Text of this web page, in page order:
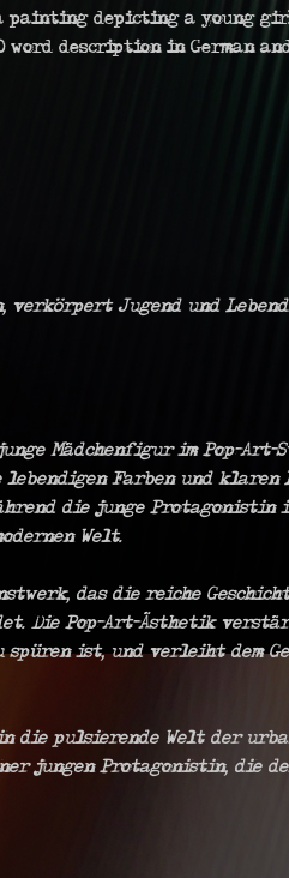
depicting a young
description in German
verkörpert Jugend und
Mädchenfigur im Pop-
Farben und klaren
die junge
Welt.
das die reiche
Die Pop-Art-Ästhetik
ist, und verleiht dem
die pulsierende Welt der
jungen Protagonistin, die